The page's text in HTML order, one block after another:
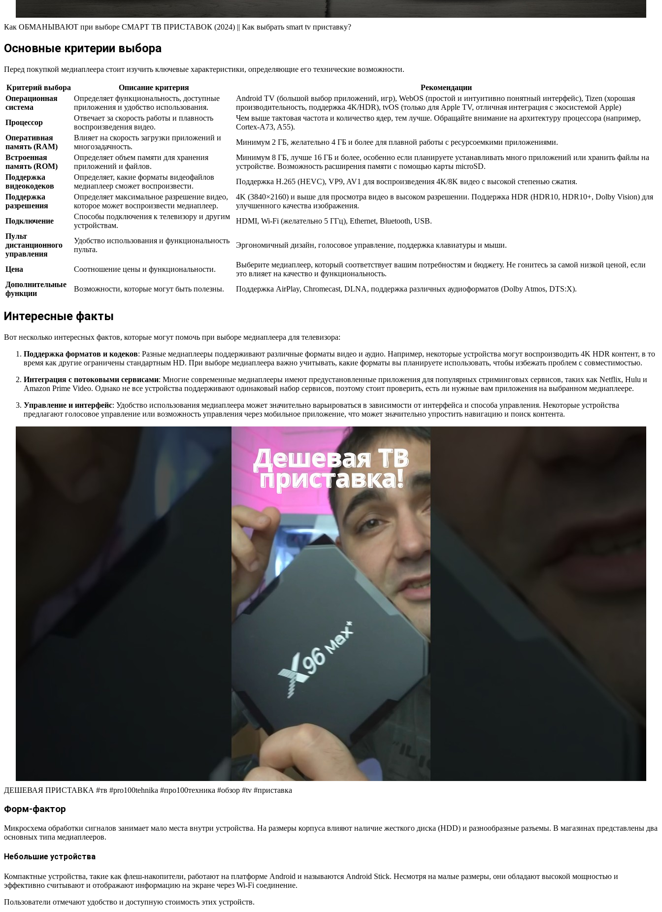
Как ОБМАНЫВАЮТ при выборе СМАРТ ТВ ПРИСТАВОК (2024) || Как выбрать smart tv приставку?
Основные критерии выбора
Перед покупкой медиаплеера стоит изучить ключевые характеристики, определяющие его технические возможности.
Критерий выбора Описание критерия
Рекомендации
Операционная
система
Определяет функциональность, доступные
приложения и удобство использования.
Android TV (большой выбор приложений, игр), WebOS (простой и интуитивно понятный интерфейс), Tizen (хорошая
производительность, поддержка 4K/HDR), tvOS (только для Apple TV, отличная интеграция с экосистемой Apple)
Процессор
Отвечает за скорость работы и плавность
воспроизведения видео.
Чем выше тактовая частота и количество ядер, тем лучше. Обращайте внимание на архитектуру процессора (например,
Cortex-A73, A55).
Оперативная
память (RAM)
Влияет на скорость загрузки приложений и
многозадачность.
Минимум 2 ГБ, желательно 4 ГБ и более для плавной работы с ресурсоемкими приложениями.
Встроенная
память (ROM)
Определяет объем памяти для хранения
приложений и файлов.
Минимум 8 ГБ, лучше 16 ГБ и более, особенно если планируете устанавливать много приложений или хранить файлы на
устройстве. Возможность расширения памяти с помощью карты microSD.
Поддержка
видеокодеков
Определяет, какие форматы видеофайлов
медиаплеер сможет воспроизвести.
Поддержка H.265 (HEVC), VP9, AV1 для воспроизведения 4K/8K видео с высокой степенью сжатия.
Поддержка
разрешения
Определяет максимальное разрешение видео,
которое может воспроизвести медиаплеер.
4K (3840×2160) и выше для просмотра видео в высоком разрешении. Поддержка HDR (HDR10, HDR10+, Dolby Vision) для
улучшенного качества изображения.
Подключение
Способы подключения к телевизору и другим
устройствам.
HDMI, Wi-Fi (желательно 5 ГГц), Ethernet, Bluetooth, USB.
Пульт
дистанционного
управления
Удобство использования и функциональность
пульта.
Эргономичный дизайн, голосовое управление, поддержка клавиатуры и мыши.
Цена Соотношение цены и функциональности.
Выберите медиаплеер, который соответствует вашим потребностям и бюджету. Не гонитесь за самой низкой ценой, если
это влияет на качество и функциональность.
Дополнительные
функции
Возможности, которые могут быть полезны. Поддержка AirPlay, Chromecast, DLNA, поддержка различных аудиоформатов (Dolby Atmos, DTS:X).
Интересные факты
Вот несколько интересных фактов, которые могут помочь при выборе медиаплеера для телевизора:
Поддержка форматов и кодеков: Разные медиаплееры поддерживают различные форматы видео и аудио. Например, некоторые устройства могут воспроизводить 4K HDR контент, в то
время как другие ограничены стандартным HD. При выборе медиаплеера важно учитывать, какие форматы вы планируете использовать, чтобы избежать проблем с совместимостью.
Интеграция с потоковыми сервисами: Многие современные медиаплееры имеют предустановленные приложения для популярных стриминговых сервисов, таких как Netflix, Hulu и
Amazon Prime Video. Однако не все устройства поддерживают одинаковый набор сервисов, поэтому стоит проверить, есть ли нужные вам приложения на выбранном медиаплеере.
Управление и интерфейс: Удобство использования медиаплеера может значительно варьироваться в зависимости от интерфейса и способа управления. Некоторые устройства
предлагают голосовое управление или возможность управления через мобильное приложение, что может значительно упростить навигацию и поиск контента.
ДЕШЕВАЯ ПРИСТАВКА #тв #pro100tehnika #про100техника #обзор #tv #приставка
Форм-фактор
Микросхема обработки сигналов занимает мало места внутри устройства. На размеры корпуса влияют наличие жесткого диска (HDD) и разнообразные разъемы. В магазинах представлены два
основных типа медиаплееров.
Небольшие устройства
Компактные устройства, такие как флеш-накопители, работают на платформе Android и называются Android Stick. Несмотря на малые размеры, они обладают высокой мощностью и
эффективно считывают и отображают информацию на экране через Wi-Fi соединение.
Пользователи отмечают удобство и доступную стоимость этих устройств.